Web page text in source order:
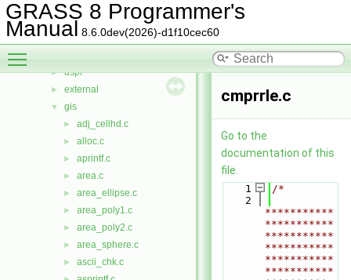
GRASS 8 Programmer's
Manual 8.6.0dev(2026)-d1f10cec60
► datetime
► db
► display
► dspf
► external
▼ gis
► adj_cellhd.c
► alloc.c
► aprintf.c
► area.c
► area_ellipse.c
► area_poly1.c
► area_poly2.c
► area_sphere.c
► ascii_chk.c
cmprrle.c
Go to the
documentation of this
file.
    1
/*
    2
***********
***********
***********
***********
***********
***********